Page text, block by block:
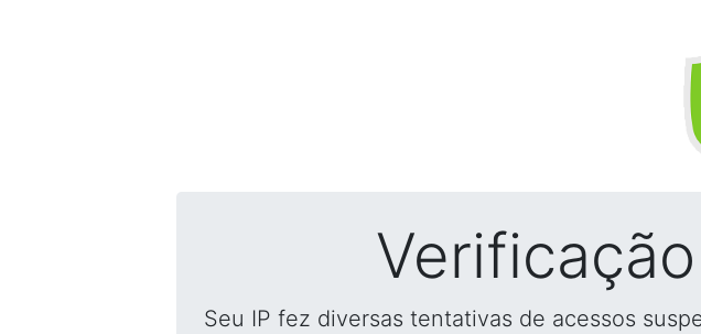
Seu IP fez diversas tentativas de acessos